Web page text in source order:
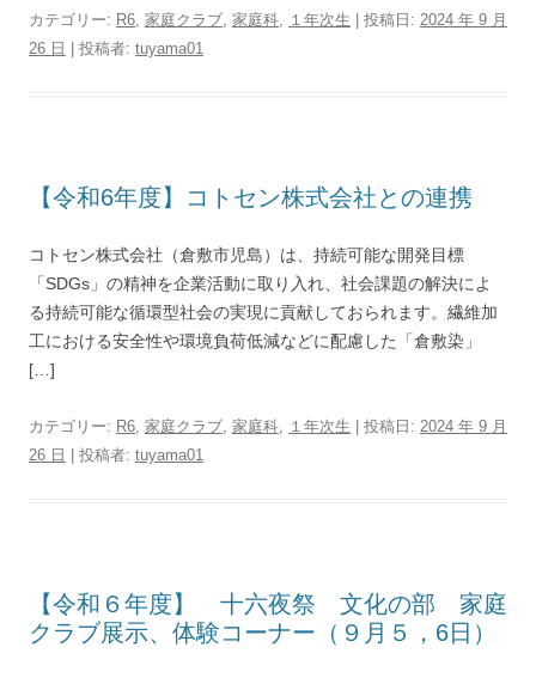
カテゴリー: R6, 家庭クラブ, 家庭科, １年次生 | 投稿日: 2024 年 9 月
26 日
投稿者: tuyama01
【令和6年度】コトセン株式会社との連携
コトセン株式会社（倉敷市児島）は、持続可能な開発目標
「SDGs」の精神を企業活動に取り入れ、社会課題の解決によ
る持続可能な循環型社会の実現に貢献しておられます。繊維加
工における安全性や環境負荷低減などに配慮した「倉敷染」
[…]
カテゴリー: R6, 家庭クラブ, 家庭科, １年次生 | 投稿日: 2024 年 9 月
26 日
投稿者: tuyama01
【令和６年度】 十六夜祭 文化の部 家庭
クラブ展示、体験コーナー（９月５，6日）